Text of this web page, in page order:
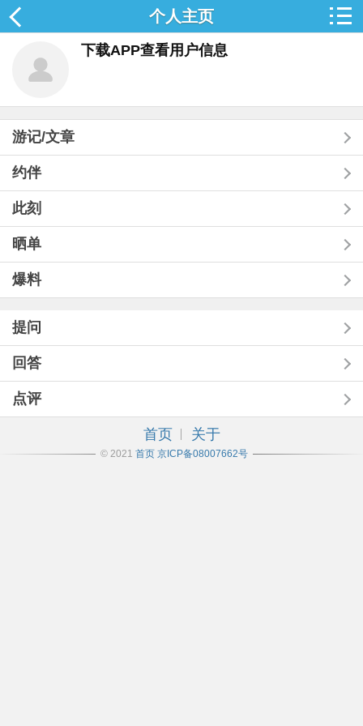
个人主页
下载APP查看用户信息
游记/文章
约伴
此刻
晒单
爆料
提问
回答
点评
首页 关于
© 2021 首页 京ICP备08007662号